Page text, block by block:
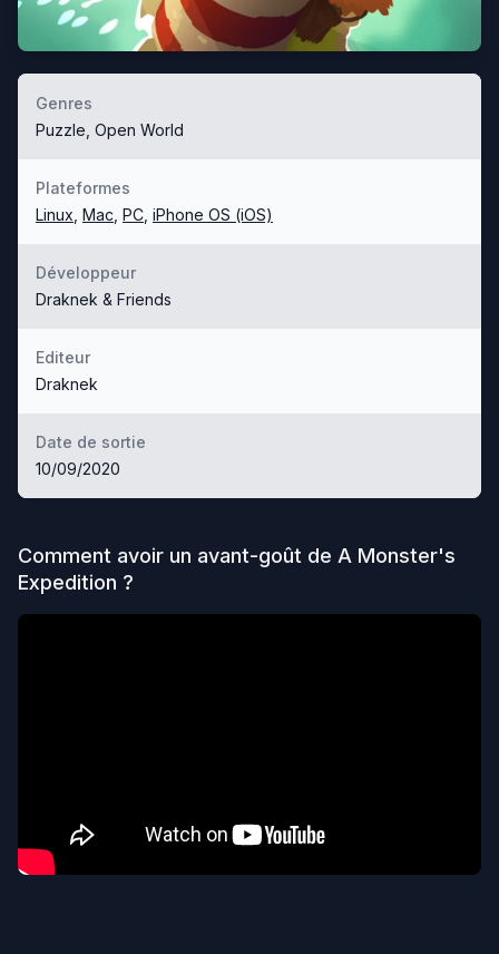
Genres
Puzzle, Open World
Plateformes
Linux Mac PC iPhone OS (iOS)
Développeur
Draknek & Friends
Editeur
Draknek
Date de sortie
10/09/2020
Comment avoir un avant-goût de A Monster's
Expedition ?